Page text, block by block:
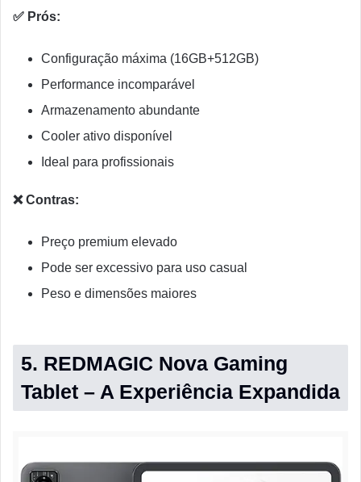
✅ Prós:
Configuração máxima (16GB+512GB)
Performance incomparável
Armazenamento abundante
Cooler ativo disponível
Ideal para profissionais
❌ Contras:
Preço premium elevado
Pode ser excessivo para uso casual
Peso e dimensões maiores
5. REDMAGIC Nova Gaming
Tablet – A Experiência Expandida